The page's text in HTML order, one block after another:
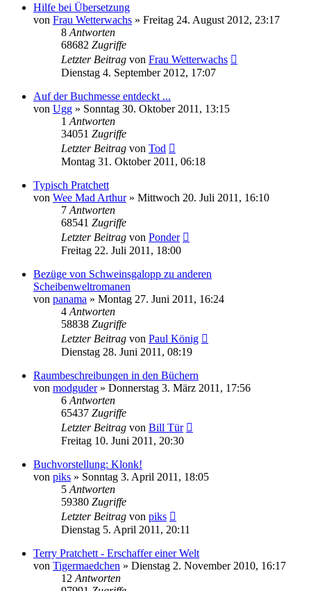
Hilfe bei Übersetzung
von Frau Wetterwachs » Freitag 24. August 2012, 23:17
8 Antworten
68682 Zugriffe
Letzter Beitrag von Frau Wetterwachs
Dienstag 4. September 2012, 17:07
Auf der Buchmesse entdeckt ...
von Ugg » Sonntag 30. Oktober 2011, 13:15
1 Antworten
34051 Zugriffe
Letzter Beitrag von Tod
Montag 31. Oktober 2011, 06:18
Typisch Pratchett
von Wee Mad Arthur» Mittwoch 20. Juli 2011, 16:10
7 Antworten
68541 Zugriffe
Letzter Beitrag von Ponder
Freitag 22. Juli 2011, 18:00
Bezüge von Schweinsgalopp zu anderen
Scheibenweltromanen
von panama » Montag 27. Juni 2011, 16:24
4 Antworten
58838 Zugriffe
Letzter Beitrag von Paul König
Dienstag 28. Juni 2011, 08:19
Raumbeschreibungen in den Büchern
von modguder» Donnerstag 3. März 2011, 17:56
6 Antworten
65437 Zugriffe
Letzter Beitrag von Bill Tür
Freitag 10. Juni 2011, 20:30
Buchvorstellung: Klonk!
von piks » Sonntag 3. April 2011, 18:05
5 Antworten
59380 Zugriffe
Letzter Beitrag von piks
Dienstag 5. April 2011, 20:11
Terry Pratchett - Erschaffer einer Welt
von Tigermaedchen » Dienstag 2. November 2010, 16:17
12 Antworten